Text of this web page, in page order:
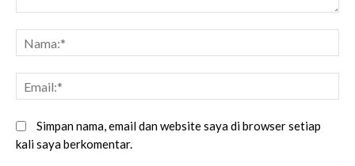
Simpan nama, email dan website saya di browser setiap
kali saya berkomentar.